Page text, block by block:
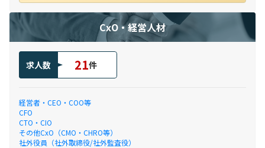
CxO・経営人材
求人数 21件
経営者・CEO・COO等
CFO
CTO・CIO
その他CxO（CMO・CHRO等）
社外役員（社外取締役/社外監査役）